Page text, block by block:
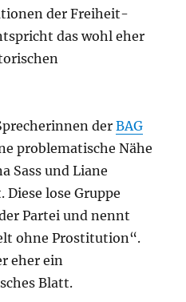
der Freiheit-
das wohl eher
derBAG
problematische Nähe
Sass und Liane
Diese lose Gruppe
Partei und nennt
ohne Prostitution“.
eher ein
Blatt.